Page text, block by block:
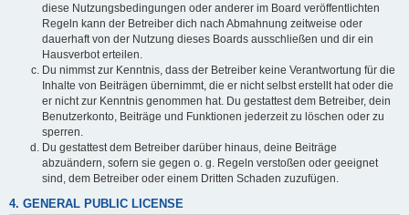
diese Nutzungsbedingungen oder anderer im Board veröffentlichten
Regeln kann der Betreiber dich nach Abmahnung zeitweise oder
dauerhaft von der Nutzung dieses Boards ausschließen und dir ein
Hausverbot erteilen.
Du nimmst zur Kenntnis, dass der Betreiber keine Verantwortung für die
Inhalte von Beiträgen übernimmt, die er nicht selbst erstellt hat oder die
er nicht zur Kenntnis genommen hat. Du gestattest dem Betreiber, dein
Benutzerkonto, Beiträge und Funktionen jederzeit zu löschen oder zu
sperren.
Du gestattest dem Betreiber darüber hinaus, deine Beiträge
abzuändern, sofern sie gegen o. g. Regeln verstoßen oder geeignet
sind, dem Betreiber oder einem Dritten Schaden zuzufügen.
4. GENERAL PUBLIC LICENSE